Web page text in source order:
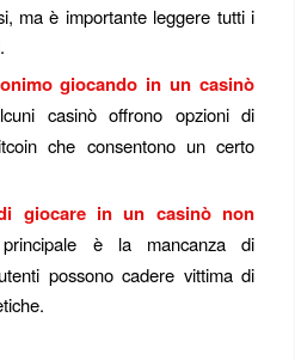
ma è importante leggere tutti i
giocando in un casinò
casinò offrono opzioni di
che consentono un certo
giocare in un casinò non
è la mancanza di
possono cadere vittima di